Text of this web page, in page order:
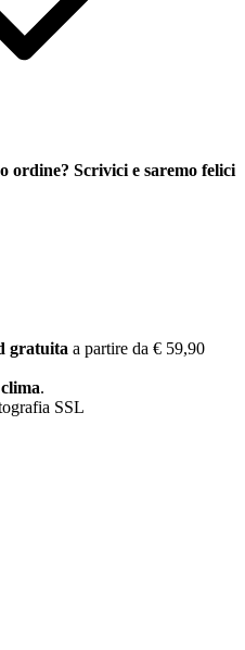
ordine? Scrivici e saremo felici
gratuita a partire da € 59,90
.
SSL